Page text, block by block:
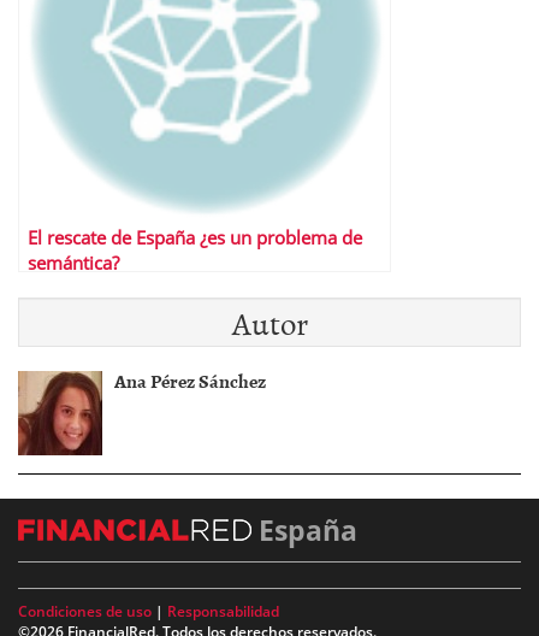
El rescate de España ¿es un problema de
semántica?
Autor
Ana Pérez Sánchez
España
Condiciones de uso | Responsabilidad
©2026 FinancialRed. Todos los derechos reservados.